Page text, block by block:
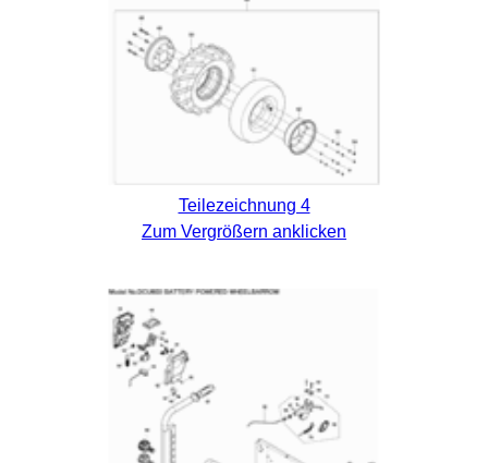
Teilezeichnung 4
Zum Vergrößern anklicken